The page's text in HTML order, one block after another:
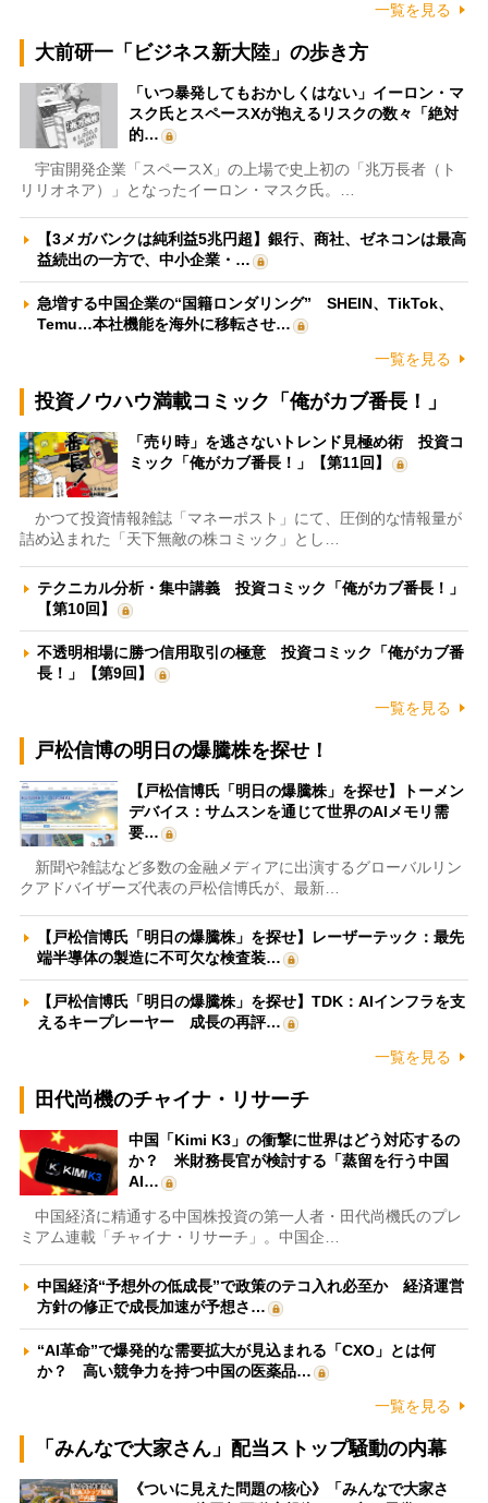
一覧を見る
大前研一「ビジネス新大陸」の歩き方
「いつ暴発してもおかしくはない」イーロン・マ
スク氏とスペースXが抱えるリスクの数々「絶対
的…
宇宙開発企業「スペースX」の上場で史上初の「兆万長者（ト
リリオネア）」となったイーロン・マスク氏。…
【3メガバンクは純利益5兆円超】銀行、商社、ゼネコンは最高
益続出の一方で、中小企業・…
急増する中国企業の“国籍ロンダリング” SHEIN、TikTok、
Temu…本社機能を海外に移転させ…
一覧を見る
投資ノウハウ満載コミック「俺がカブ番長！」
「売り時」を逃さないトレンド見極め術 投資コ
ミック「俺がカブ番長！」【第11回】
かつて投資情報雑誌「マネーポスト」にて、圧倒的な情報量が
詰め込まれた「天下無敵の株コミック」とし…
テクニカル分析・集中講義 投資コミック「俺がカブ番長！」
【第10回】
不透明相場に勝つ信用取引の極意 投資コミック「俺がカブ番
長！」【第9回】
一覧を見る
戸松信博の明日の爆騰株を探せ！
【戸松信博氏「明日の爆騰株」を探せ】トーメン
デバイス：サムスンを通じて世界のAIメモリ需
要…
新聞や雑誌など多数の金融メディアに出演するグローバルリン
クアドバイザーズ代表の戸松信博氏が、最新…
【戸松信博氏「明日の爆騰株」を探せ】レーザーテック：最先
端半導体の製造に不可欠な検査装…
【戸松信博氏「明日の爆騰株」を探せ】TDK：AIインフラを支
えるキープレーヤー 成長の再評…
一覧を見る
田代尚機のチャイナ・リサーチ
中国「Kimi K3」の衝撃に世界はどう対応するの
か？ 米財務長官が検討する「蒸留を行う中国
AI…
中国経済に精通する中国株投資の第一人者・田代尚機氏のプレ
ミアム連載「チャイナ・リサーチ」。中国企…
中国経済“予想外の低成長”で政策のテコ入れ必至か 経済運営
方針の修正で成長加速が予想さ…
“AI革命”で爆発的な需要拡大が見込まれる「CXO」とは何
か？ 高い競争力を持つ中国の医薬品…
一覧を見る
「みんなで大家さん」配当ストップ騒動の内幕
《ついに見えた問題の核心》「みんなで大家さ